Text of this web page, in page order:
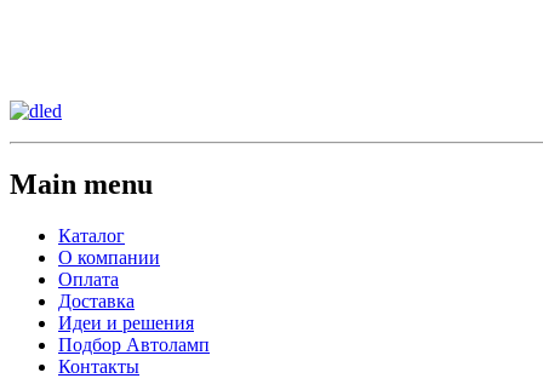
Main menu
Каталог
О компании
Оплата
Доставка
Идеи и решения
Подбор Автоламп
Контакты